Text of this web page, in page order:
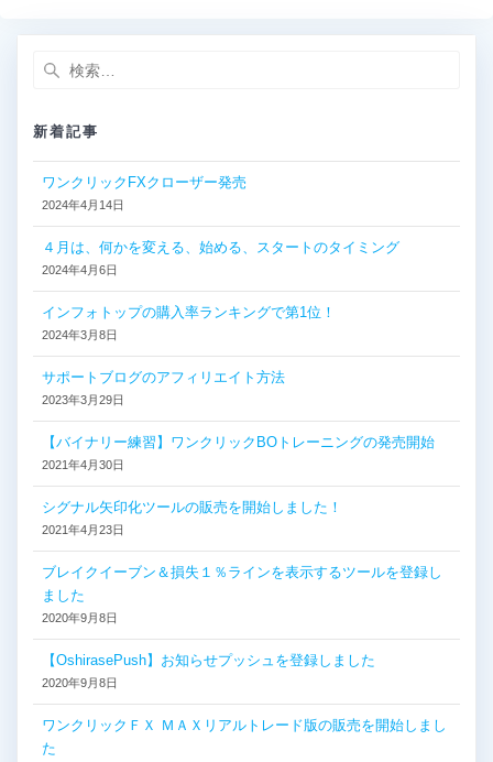
ゲ
ー
ン
検
新着記事
ワンクリックFXクローザー発売
2024年4月14日
４月は、何かを変える、始める、スタートのタイミング
2024年4月6日
インフォトップの購入率ランキングで第1位！
2024年3月8日
サポートブログのアフィリエイト方法
2023年3月29日
【バイナリー練習】ワンクリックBOトレーニングの発売開始
2021年4月30日
シグナル矢印化ツールの販売を開始しました！
2021年4月23日
ブレイクイーブン＆損失１％ラインを表示するツールを登録し
ました
2020年9月8日
【OshirasePush】お知らせプッシュを登録しました
2020年9月8日
ワンクリックＦＸ ＭＡＸリアルトレード版の販売を開始しまし
た